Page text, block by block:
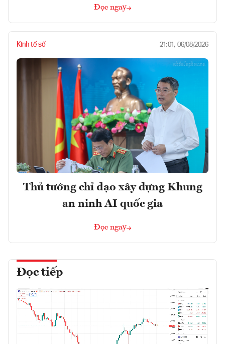
Đọc ngay
Kinh tế số 21:01, 06/08/2026
Thủ tướng chỉ đạo xây dựng Khung
an ninh AI quốc gia
Đọc ngay
Đọc tiếp